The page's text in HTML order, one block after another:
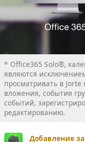
* Office365 Solo®,
являются
просматривать в
вложения, события
событий,
редактированию.
Добавление